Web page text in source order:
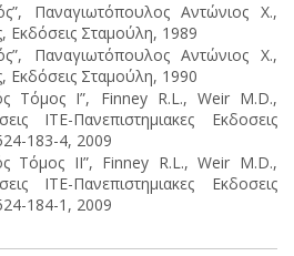
Παναγιωτόπουλος Αντώνιος Χ.,
Εκδόσεις Σταμούλη, 1989
Παναγιωτόπουλος Αντώνιος Χ.,
Εκδόσεις Σταμούλη, 1990
Τόμος Ι”, Finney R.L., Weir M.D.,
ITE-Πανεπιστημιακες Εκδοσεις
183-4, 2009
Τόμος ΙI”, Finney R.L., Weir M.D.,
ITE-Πανεπιστημιακες Εκδοσεις
184-1, 2009